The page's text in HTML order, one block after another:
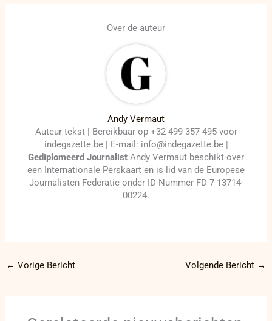
Over de auteur
Andy Vermaut
Auteur tekst | Bereikbaar op +32 499 357 495 voor
indegazette.be | E-mail: info@indegazette.be |
Gediplomeerd Journalist Andy Vermaut beschikt over
een Internationale Perskaart en is lid van de Europese
Journalisten Federatie onder ID-Nummer FD-7 13714-
00224.
← Vorige Bericht Volgende Bericht →